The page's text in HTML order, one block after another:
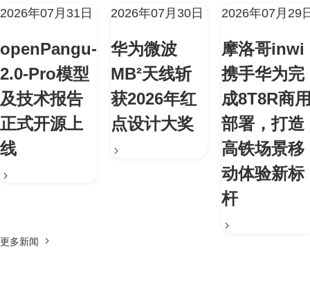
2026年07月31日
openPangu-
2.0-Pro模型
及技术报告
正式开源上
线
2026年07月30日
华为微波
MB²天线斩
获2026年红
点设计大奖
2026年07月29
摩洛哥inwi
携手华为完
成8T8R商
部署，打造
高铁场景移
动体验新标
杆
更多新闻